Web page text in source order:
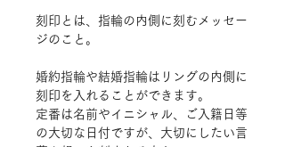
刻印とは、指輪の内側に刻むメッセー
ジのこと。
婚約指輪や結婚指輪はリングの内側に
刻印を入れることができます。
定番は名前やイニシャル、ご入籍日等
の大切な日付ですが、大切にしたい言